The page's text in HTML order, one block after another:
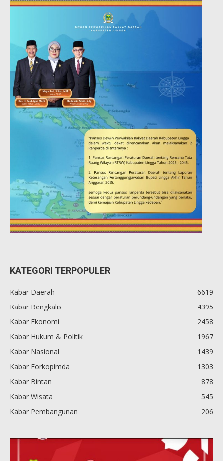
KATEGORI TERPOPULER
Kabar Daerah
6619
Kabar Bengkalis
4395
Kabar Ekonomi
2458
Kabar Hukum & Politik
1967
Kabar Nasional
1439
Kabar Forkopimda
1303
Kabar Bintan
878
Kabar Wisata
545
Kabar Pembangunan
206